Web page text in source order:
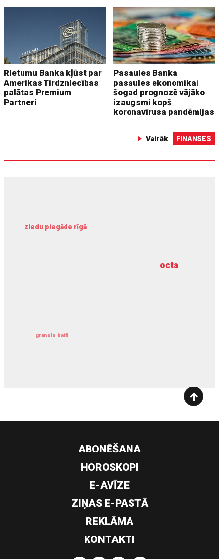
Rietumu Banka kļūst par
Amerikas Tirdzniecības
palātas Premium
Partneri
Pasaules Banka
pasaules ekonomikai
šogad prognozē vājāko
izaugsmi kopš
koronavīrusa pandēmijas
Vairāk FINANSES
octa
ziedu piegāde rīgā
granulu katli
dziļurbums
ABONĒŠANA
HOROSKOPI
E-AVĪZE
ZIŅAS E-PASTĀ
REKLĀMA
KONTAKTI